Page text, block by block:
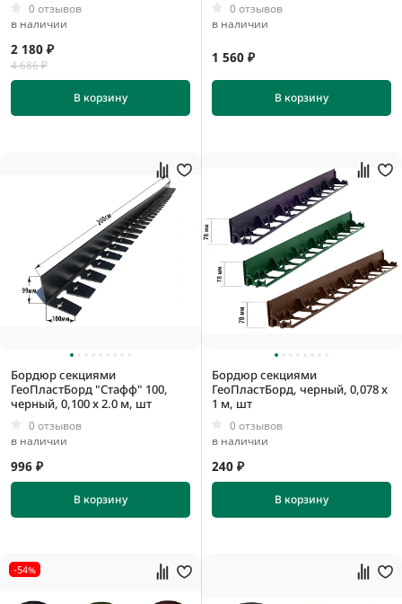
10 мм
100 мм
1000 мм
0,5 мм
1 мм
10 мм
10 мм
0 отзывов
в наличии
2 180 ₽
4 686 ₽
В корзину
0 отзывов
в наличии
1 560 ₽
В корзину
Бордюр секциями
ГеоПластБорд "Стафф" 100,
черный, 0,100 x 2.0 м, шт
0 отзывов
в наличии
996 ₽
В корзину
Бордюр секциями
ГеоПластБорд, черный, 0,078 x
1 м, шт
0 отзывов
в наличии
240 ₽
В корзину
-54%